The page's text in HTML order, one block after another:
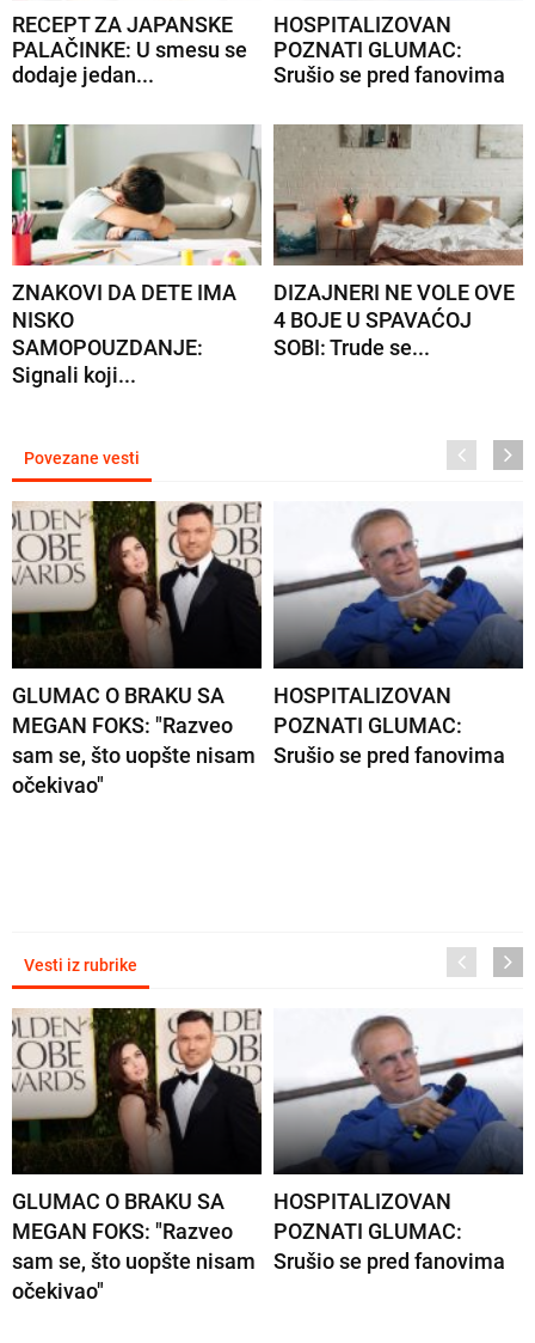
RECEPT ZA JAPANSKE
PALAČINKE: U smesu se
dodaje jedan...
HOSPITALIZOVAN
POZNATI GLUMAC:
Srušio se pred fanovima
ZNAKOVI DA DETE IMA
NISKO
SAMOPOUZDANJE:
Signali koji...
DIZAJNERI NE VOLE OVE
4 BOJE U SPAVAĆOJ
SOBI: Trude se...
Povezane vesti
GLUMAC O BRAKU SA
MEGAN FOKS: "Razveo
sam se, što uopšte nisam
očekivao"
HOSPITALIZOVAN
POZNATI GLUMAC:
Srušio se pred fanovima
Vesti iz rubrike
GLUMAC O BRAKU SA
MEGAN FOKS: "Razveo
sam se, što uopšte nisam
očekivao"
HOSPITALIZOVAN
POZNATI GLUMAC:
Srušio se pred fanovima